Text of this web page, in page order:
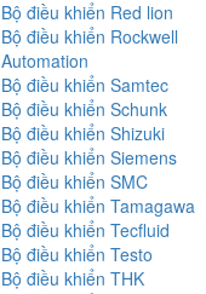
Bộ điều khiển Red lion
Bộ điều khiển Rockwell
Automation
Bộ điều khiển Samtec
Bộ điều khiển Schunk
Bộ điều khiển Shizuki
Bộ điều khiển Siemens
Bộ điều khiển SMC
Bộ điều khiển Tamagawa
Bộ điều khiển Tecfluid
Bộ điều khiển Testo
Bộ điều khiển THK